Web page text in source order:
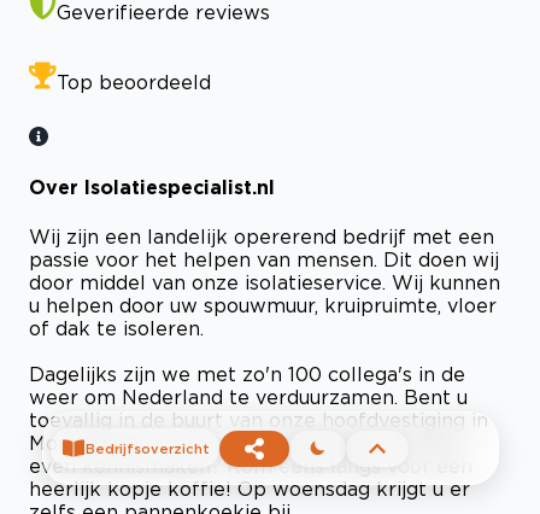
Geverifieerde reviews
Top beoordeeld
Over Isolatiespecialist.nl
Wij zijn een landelijk opererend bedrijf met een
passie voor het helpen van mensen. Dit doen wij
door middel van onze isolatieservice. Wij kunnen
u helpen door uw spouwmuur, kruipruimte, vloer
of dak te isoleren.
Dagelijks zijn we met zo'n 100 collega's in de
weer om Nederland te verduurzamen. Bent u
toevallig in de buurt van onze hoofdvestiging in
Moerkapelle en wilt u isolatieadvies of wilt u
even kennismaken? Kom eens langs voor een
heerlijk kopje koffie! Op woensdag krijgt u er
Bedrijfsoverzicht